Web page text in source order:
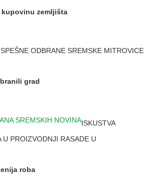
zemljišta
ODBRANE SREMSKE MITROVICE
grad
ISKUSTVA
U PROIZVODNJI RASADE U
roba